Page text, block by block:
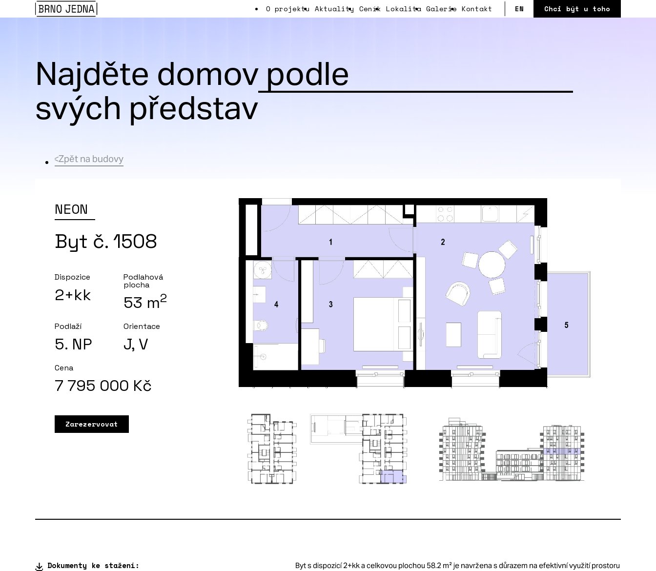
Jedna
O projektu Aktuality Ceník Lokalita Galerie Kontakt EN Chci být u toho
Najděte domov podle
svých představ
Zpět na budovy
NEON
Byt č. 1508
Dispozice
2+kk
Podlahová
plocha
53 m2
Podlaží
5. NP
Orientace
J, V
Cena
7 795 000 Kč
Zarezervovat
Dokumenty ke stažení:
Byt s dispozicí 2+kk a celkovou plochou 58.2 m² je navržena s důrazem na efektivní využití prostoru